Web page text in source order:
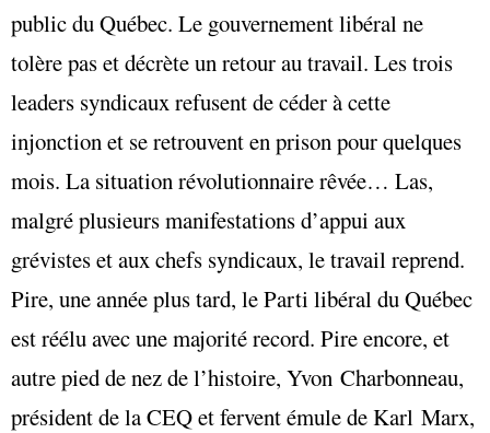
public du Québec. Le gouvernement libéral ne
tolère pas et décrète un retour au travail. Les trois
leaders syndicaux refusent de céder à cette
injonction et se retrouvent en prison pour quelques
mois. La situation révolutionnaire rêvée… Las,
malgré plusieurs manifestations d’appui aux
grévistes et aux chefs syndicaux, le travail reprend.
Pire, une année plus tard, le Parti libéral du Québec
est réélu avec une majorité record. Pire encore, et
autre pied de nez de l’histoire, Yvon Charbonneau,
président de la CEQ et fervent émule de Karl Marx,